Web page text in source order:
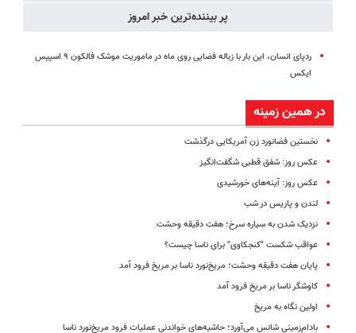
پر بیننده‌ترین خبر امروز
ردپای انسان، این بار با زباله فضایی روی ماه در ماموریت موشک فالکون ۹ اسپیس
ایکس
در همین زمینه
نخستین فضانورد زن آمریکایی درگذشت
عکس روز: شفق قطبی شگفت‌انگیز
عکس روز: آینه‌های خورشیدی
لندن و پاریس در شب
نزدیک شدن به سیاره سرخ؛ هفت دقیقه وحشت
عواقب شکست "کنجکاوی" برای ناسا چیست؟
پایان هفت دقیقه وحشت؛ مریخ‌نورد ناسا بر مریخ فرود آمد
کاوشگر ناسا بر مریخ فرود آمد
اولین نگاه به مریخ
بادام‌زمینی شانس می‌آورد؛ حاشیه‌های خواندنی عملیات فرود مریخ‌نورد ناسا